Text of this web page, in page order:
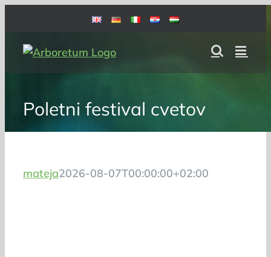
content
Poletni festival cvetov
mateja2026-08-07T00:00:00+02:00